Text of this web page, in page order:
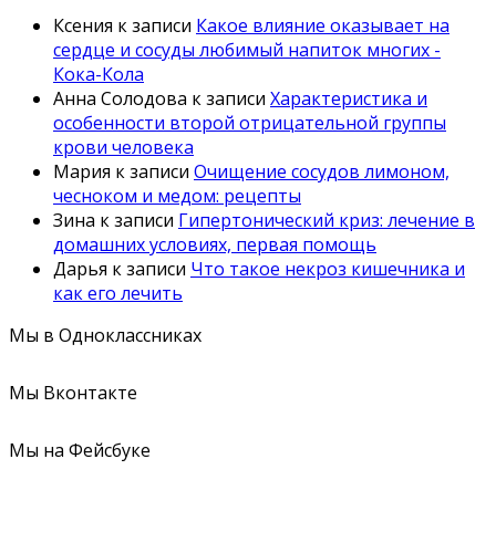
Ксения к записи Какое влияние оказывает на
сердце и сосуды любимый напиток многих -
Кока-Кола
Анна Солодова к записи Характеристика и
особенности второй отрицательной группы
крови человека
Мария к записи Очищение сосудов лимоном,
чесноком и медом: рецепты
Зина к записи Гипертонический криз: лечение в
домашних условиях, первая помощь
Дарья к записи Что такое некроз кишечника и
как его лечить
Мы в Одноклассниках
Мы Вконтакте
Мы на Фейсбуке